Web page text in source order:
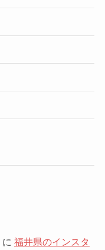
に 福井県のインスタ